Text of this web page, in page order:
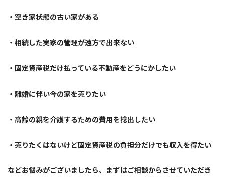
・空き家状態の古い家がある
・相続した実家の管理が遠方で出来ない
・固定資産税だけ払っている不動産をどうにかしたい
・離婚に伴い今の家を売りたい
・高齢の親を介護するための費用を捻出したい
・売りたくはないけど固定資産税の負担分だけでも収入を得たい
などお悩みがございましたら、まずはご相談からさせていただき